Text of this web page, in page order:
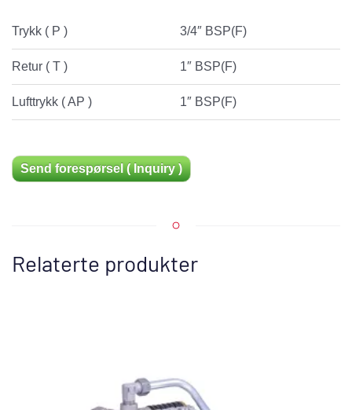
Trykk ( P ) 3/4″ BSP(F)
Retur ( T ) 1″ BSP(F)
Lufttrykk ( AP ) 1″ BSP(F)
Send forespørsel ( Inquiry )
Relaterte produkter